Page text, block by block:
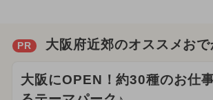
PR 大阪府近郊のオススメおで
大阪にOPEN！約30種のお仕